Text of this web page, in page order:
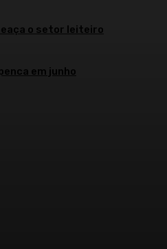
o setor leiteiro
em junho